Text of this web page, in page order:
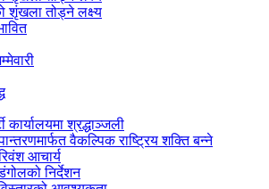
शृंखला तोड्ने लक्ष्य
कार्यालयमा श्रद्धाञ्जली
वैकल्पिक राष्ट्रिय शक्ति बन्ने
आचार्य
निर्देशन